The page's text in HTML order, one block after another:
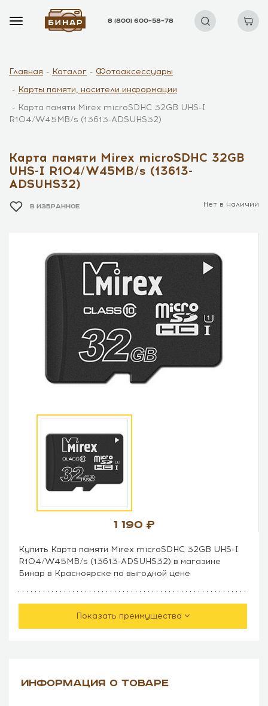
8 (800) 600–58–78
Главная Каталог
Фотоаксессуары
Карты памяти, носители информации
Карта памяти Mirex microSDHC 32GB UHS-I
R104/W45MB/s (13613-ADSUHS32)
Карта памяти Mirex microSDHC 32GB
UHS-I R104/W45MB/s (13613-
ADSUHS32)
В ИЗБРАННОЕ Нет в наличии
1 190
Купить Карта памяти Mirex microSDHC 32GB UHS-I
R104/W45MB/s (13613-ADSUHS32) в магазине
Бинар в Красноярске по выгодной цене
Показать преимущества
ИНФОРМАЦИЯ О ТОВАРЕ